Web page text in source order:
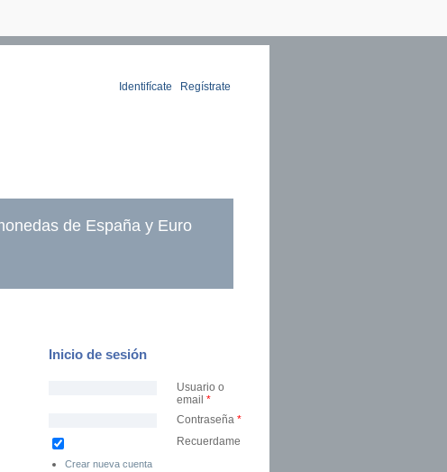
Identifícate Regístrate
de España y Euro
Inicio de sesión
Usuario o
email *
Contraseña *
Recuerdame
Crear nueva cuenta